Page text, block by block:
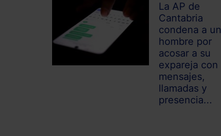
La AP de
Cantabria
condena a un
hombre por
acosar a su
expareja con
mensajes,
llamadas y
presencia...